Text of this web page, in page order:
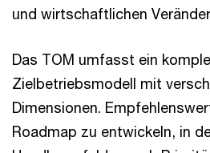
und wirtschaftlichen
Das TOM umfasst ein
Zielbetriebsmodell mit
Dimensionen.
Roadmap zu entwickeln, in